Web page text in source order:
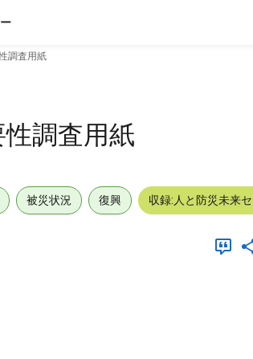
調査用紙
調査用紙
被災状況 復興 収録:人と防災未来